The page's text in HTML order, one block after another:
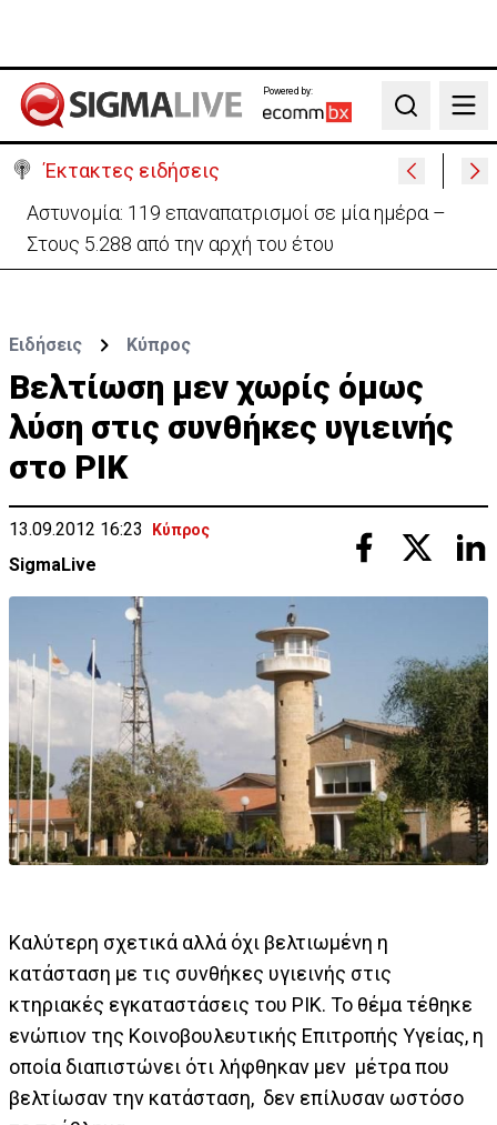
Powered by:
Search
Έκτακτες ειδήσεις
Θέλει να ξαναζωντανέψει την «Corner» o
Προύντζος - «Πληγώνει τις αναμνήσεις»
Ειδήσεις Κύπρος
Βελτίωση μεν χωρίς όμως
λύση στις συνθήκες υγιεινής
στο ΡΙΚ
13.09.2012 16:23 Κύπρος
SigmaLive
Καλύτερη σχετικά αλλά όχι βελτιωμένη η
κατάσταση με τις συνθήκες υγιεινής στις
κτηριακές εγκαταστάσεις του ΡΙΚ. Το θέμα τέθηκε
ενώπιον της Κοινοβουλευτικής Επιτροπής Υγείας, η
οποία διαπιστώνει ότι λήφθηκαν μεν μέτρα που
βελτίωσαν την κατάσταση, δεν επίλυσαν ωστόσο